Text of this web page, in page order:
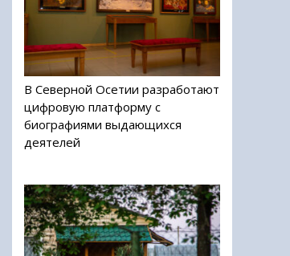
В Северной Осетии разработают
цифровую платформу с
биографиями выдающихся
деятелей